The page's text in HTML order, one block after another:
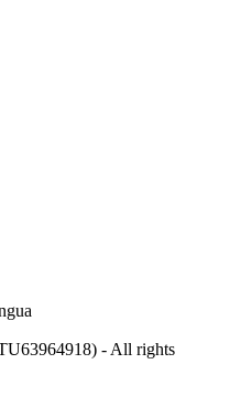
- All rights